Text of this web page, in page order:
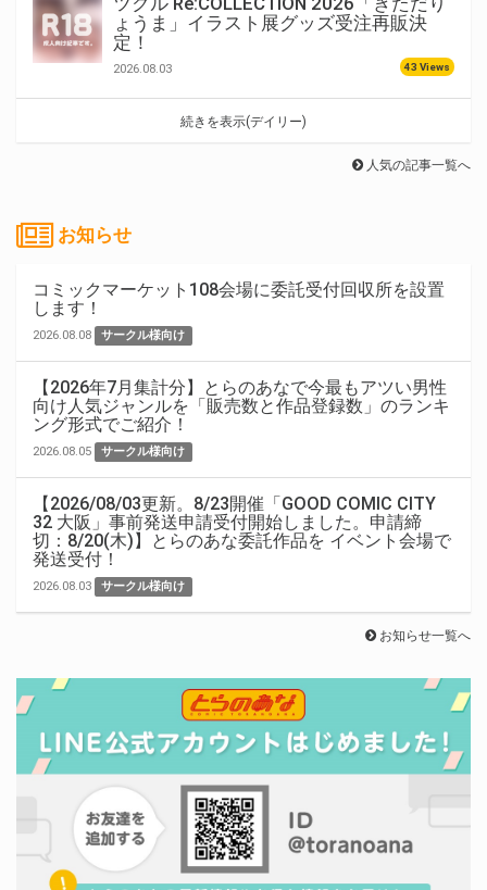
ょうま」イラスト展グッズ受注再販決
定！
2026.08.03 43 Views
続きを表示(デイリー)
人気の記事一覧へ
お知らせ
コミックマーケット108会場に委託受付回収所を設置
します！
2026.08.08 サークル様向け
【2026年7月集計分】とらのあなで今最もアツい男性
向け人気ジャンルを「販売数と作品登録数」のランキ
ング形式でご紹介！
2026.08.05 サークル様向け
【2026/08/03更新。8/23開催「GOOD COMIC CITY
32 大阪」事前発送申請受付開始しました。申請締
切：8/20(木)】とらのあな委託作品を イベント会場で
発送受付！
2026.08.03 サークル様向け
お知らせ一覧へ